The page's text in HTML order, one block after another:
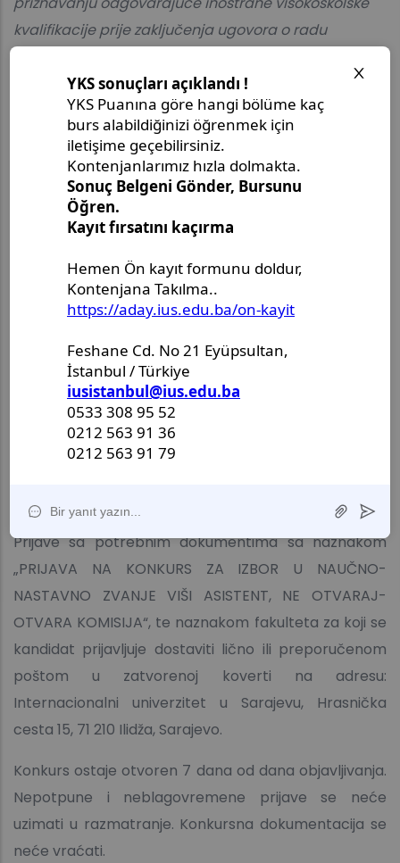
kvalifikacije prije zaključenja ugovora o radu
dozvole.
Prilikom izbora u zvanje, prednost imaju kandidati sa
iskustvom na predmetima usko vezanim za
grane:„Komunikologija”, „Mediji”, „Odnosi s
sa iskustvom na visokoškolskoj ustanovi.
Dokumenti se dostavljaju u originalu ili fotokopiji
originala, a Univerzitet zadržava pravo da od
izabranog kandidata prilikom zaključenja ugovora o
radu zahtijeva originalne dokumente odnosno
ovjerene kopije istih. U toku postupka izbora, Komisija
može zahtijevati dostavu dodatnih dokumenata od
u bilo kojem trenutku poništi konkurs.
Prijave sa potrebnim dokumentima sa naznakom
„PRIJAVA NA KONKURS ZA IZBOR U NAUČNO-
NASTAVNO ZVANJE VIŠI ASISTENT, NE OTVARAJ-
OTVARA KOMISIJA“, te naznakom fakulteta za koji se
kandidat prijavljuje dostaviti lično ili preporučenom
poštom u zatvorenoj koverti na adresu:
Internacionalni univerzitet u Sarajevu, Hrasnička
cesta 15, 71 210 Ilidža, Sarajevo.
Konkurs ostaje otvoren 7 dana od dana objavljivanja.
Nepotpune i neblagovremene prijave se neće
uzimati u razmatranje. Konkursna dokumentacija se
neće vraćati.